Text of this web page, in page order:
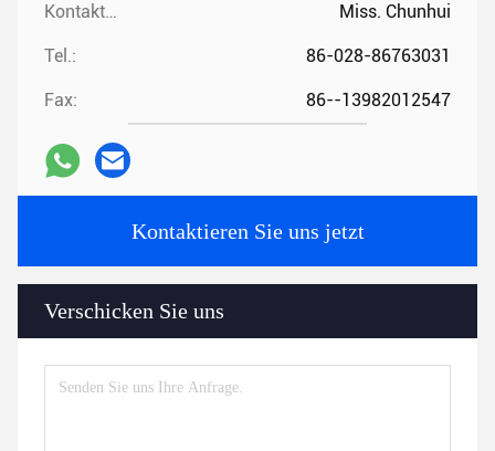
Kontaktpersonen: Miss. Chunhui
Tel.: 86-028-86763031
Fax: 86--13982012547
Kontaktieren Sie uns jetzt
Verschicken Sie uns